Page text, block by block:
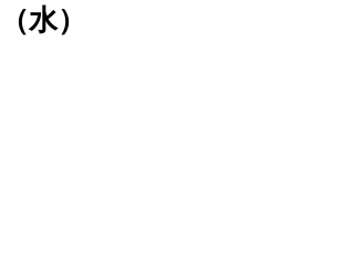
（水）